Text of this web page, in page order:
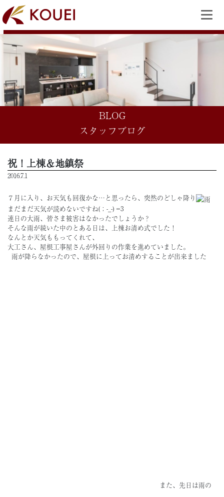
BLOG
スタッフブログ
祝！上棟＆地鎮祭
2016.7.1
７月に入り、お天気も回復かな…と思ったら、突然のどしゃ降り
まだまだ天気が読めないですね(；-_-) =3
連日の大雨、皆さま被害はなかったでしょうか？
そんな雨が続いた中のとある日は、上棟お清め式でした！
なんとか天気ももってくれて、
大工さん、屋根工事屋さんが外回りの作業を進めていました。
雨が降らなかったので、屋根に上ってお清めすることが出来ました
また、先日は雨の